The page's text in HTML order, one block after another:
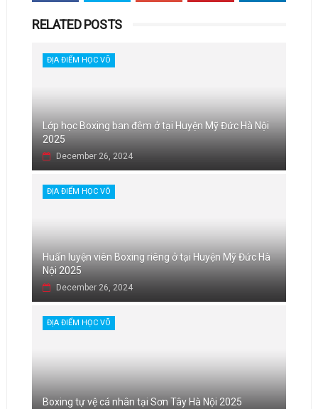
RELATED POSTS
ĐỊA ĐIỂM HỌC VÕ
Lớp học Boxing ban đêm ở tại Huyện Mỹ Đức Hà Nội
2025
December 26, 2024
ĐỊA ĐIỂM HỌC VÕ
Huấn luyện viên Boxing riêng ở tại Huyện Mỹ Đức Hà
Nội 2025
December 26, 2024
ĐỊA ĐIỂM HỌC VÕ
Boxing tự vệ cá nhân tại Sơn Tây Hà Nội 2025